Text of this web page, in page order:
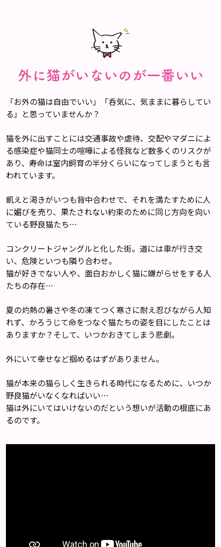
外に猫がいないのが一番いい
「お外の猫は自由でいい」「呑気に、気ままに暮らしてい
る」と思っていませんか？
猫を外に出すことには交通事故や虐待、交配やマダニによ
る感染症や猫同士の喧嘩による怪我など数多くのリスクが
あり、寿命は室内飼育の半分くらいになってしまうとも言
われています。
飢えと渇きがいつも背中合わせで、それを満たすために人
に媚びを売り、果たされない約束のために同じ方向を向い
ている野良猫たち…
コンクリートジャングルと化した街。道には車が行き交
い、危険といつも隣り合わせ。
猫が好きでない人や、面白おかしく猫に嫌がらせをする人
たちの存在…
夏の灼熱の暑さや冬の凍てつく寒さに耐え忍びながら人知
れず、かろうじて命をつなぐ猫たちの姿を目にしたことは
ありますか？そして、いつかおきてしまう悲劇。
外にいて幸せなど掴めるはずがありません。
猫が本来の猫らしく生きられる時代になるために、いつか
野良猫がいなくなればいい…
猫は外にいてはいけないのだという想いが活動の根底にあ
るのです。